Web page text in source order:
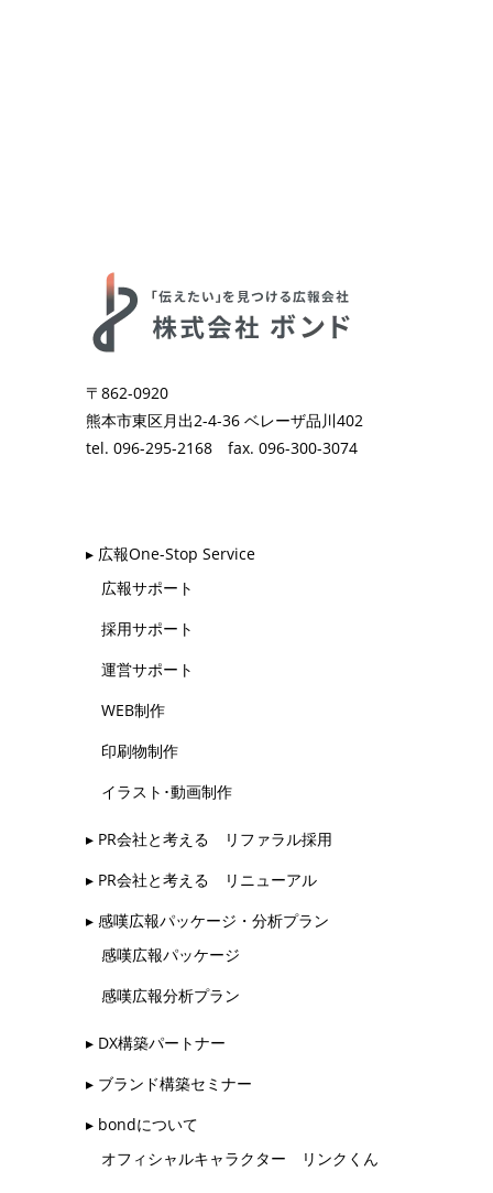
〒862-0920
熊本市東区月出2-4-36 ベレーザ品川402
tel. 096-295-2168 fax. 096-300-3074
▸ 広報One-Stop Service
広報サポート
採用サポート
運営サポート
WEB制作
印刷物制作
イラスト･動画制作
▸ PR会社と考える リファラル採用
▸ PR会社と考える リニューアル
▸ 感嘆広報パッケージ・分析プラン
感嘆広報パッケージ
感嘆広報分析プラン
▸ DX構築パートナー
▸ ブランド構築セミナー
▸ bondについて
オフィシャルキャラクター リンクくん